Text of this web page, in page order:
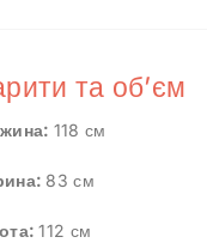
та об’єм
118 см
83 см
112 см